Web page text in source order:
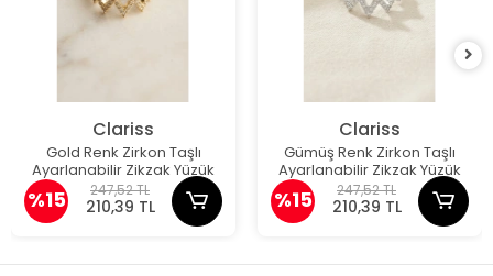
Clariss
Gold Renk Zirkon Taşlı
Ayarlanabilir Zikzak Yüzük
%15 247,52 TL
210,39 TL
Clariss
Gümüş Renk Zirkon Taşlı
Ayarlanabilir Zikzak Yüzük
%15 247,52 TL
210,39 TL